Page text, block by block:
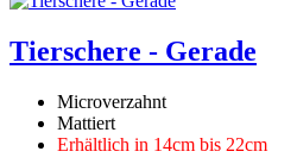
Tierschere - Gerade
Microverzahnt
Mattiert
Erhältlich in 14cm bis 22cm